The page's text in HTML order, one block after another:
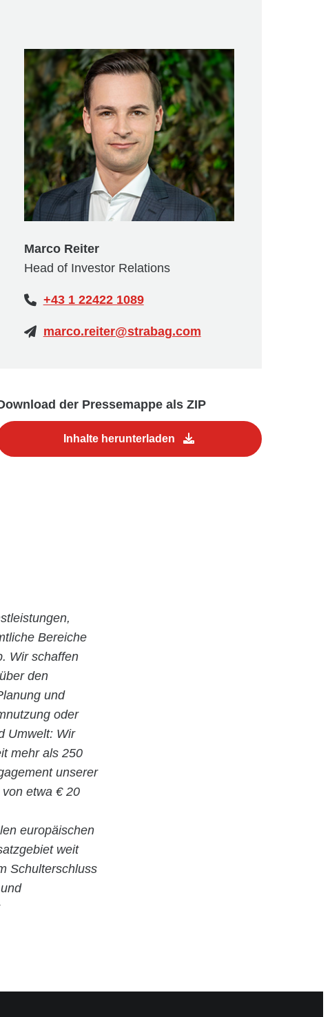
der Pressemappe als ZIP
Inhalte herunterladen
Marco Reiter
Head of Investor Relations
+43 1 22422 1089
marco.reiter@strabag.com
Bereiche
Wir schaffen
den
und
oder
Umwelt: Wir
mehr als 250
unserer
etwa € 20
europäischen
weit
Schulterschluss